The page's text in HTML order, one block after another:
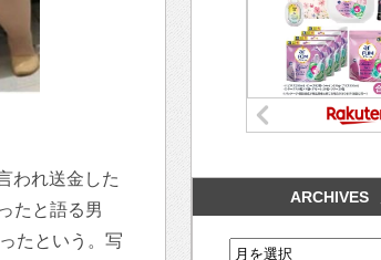
われ送金した
たと語る男
たという。写
ARCHIVES